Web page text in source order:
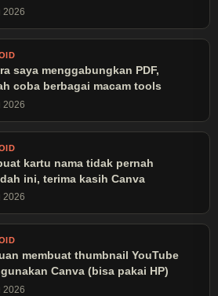
2026
saya menggabungkan PDF,
coba berbagai macam tools
2026
kartu nama tidak pernah
ini, terima kasih Canva
2026
membuat thumbnail YouTube
Canva (bisa pakai HP)
2026